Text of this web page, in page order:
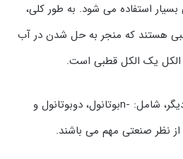
استفاده می شود. به طور کلی،
هستند که منجر به حل شدن در آب
الکل یک الکل قطبی است.
ایزومرهای آن، بوتانول های دیگر، شامل: -nبوتانول، دوبوتانول و
نظر صنعتی مهم می باشند.